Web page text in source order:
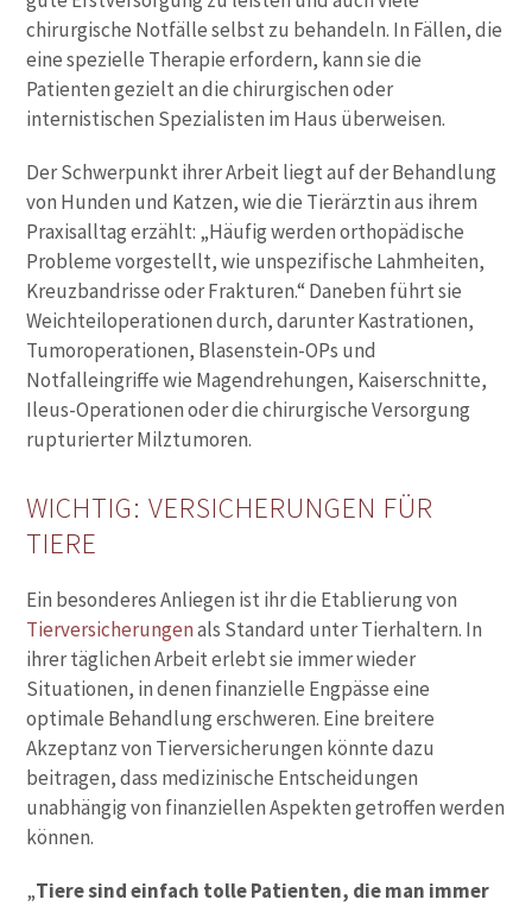
chirurgische Notfälle selbst zu behandeln. In Fällen, die
eine spezielle Therapie erfordern, kann sie die
Patienten gezielt an die chirurgischen oder
internistischen Spezialisten im Haus überweisen.
Der Schwerpunkt ihrer Arbeit liegt auf der Behandlung
von Hunden und Katzen, wie die Tierärztin aus ihrem
Praxisalltag erzählt: „Häufig werden orthopädische
Probleme vorgestellt, wie unspezifische Lahmheiten,
Kreuzbandrisse oder Frakturen.“ Daneben führt sie
Weichteiloperationen durch, darunter Kastrationen,
Tumoroperationen, Blasenstein-OPs und
Notfalleingriffe wie Magendrehungen, Kaiserschnitte,
Ileus-Operationen oder die chirurgische Versorgung
rupturierter Milztumoren.
WICHTIG: VERSICHERUNGEN FÜR
TIERE
Ein besonderes Anliegen ist ihr die Etablierung von
Tierversicherungenals Standard unter Tierhaltern. In
ihrer täglichen Arbeit erlebt sie immer wieder
Situationen, in denen finanzielle Engpässe eine
optimale Behandlung erschweren. Eine breitere
Akzeptanz von Tierversicherungen könnte dazu
beitragen, dass medizinische Entscheidungen
unabhängig von finanziellen Aspekten getroffen werden
können.
„Tiere sind einfach tolle Patienten, die man immer